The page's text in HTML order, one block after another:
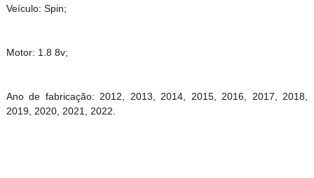
Veículo: Spin;
Motor: 1.8 8v;
Ano de fabricação: 2012, 2013, 2014, 2015, 2016, 2017, 2018,
2019, 2020, 2021, 2022.